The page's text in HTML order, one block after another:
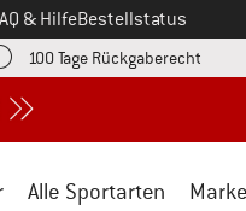
& HilfeBestellstatus
in einer Infobox
100 Tage Rückgaberecht
Alle Sportarten